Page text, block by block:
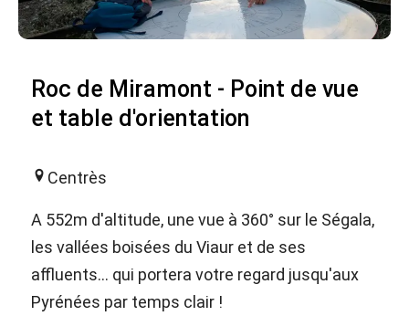
Roc de Miramont - Point de vue
et table d'orientation
Centrès
A 552m d'altitude, une vue à 360° sur le Ségala,
les vallées boisées du Viaur et de ses
affluents... qui portera votre regard jusqu'aux
Pyrénées par temps clair !